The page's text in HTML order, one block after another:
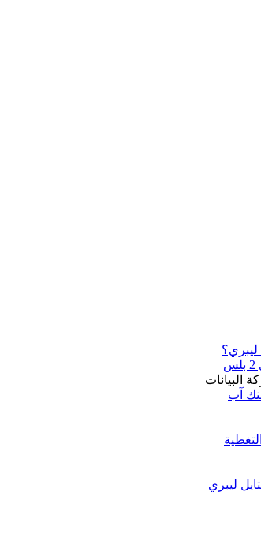
البيانات
آب
ليبري